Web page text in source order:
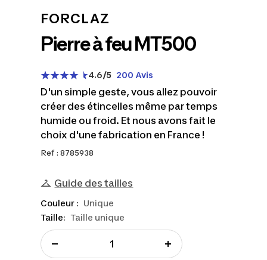
FORCLAZ
Pierre à feu MT500
4.6/5 200 Avis
D'un simple geste, vous allez pouvoir
créer des étincelles même par temps
humide ou froid. Et nous avons fait le
choix d'une fabrication en France !
Ref : 8785938
Guide des tailles
Taille: Taille unique
Couleur : Unique
Augmenter